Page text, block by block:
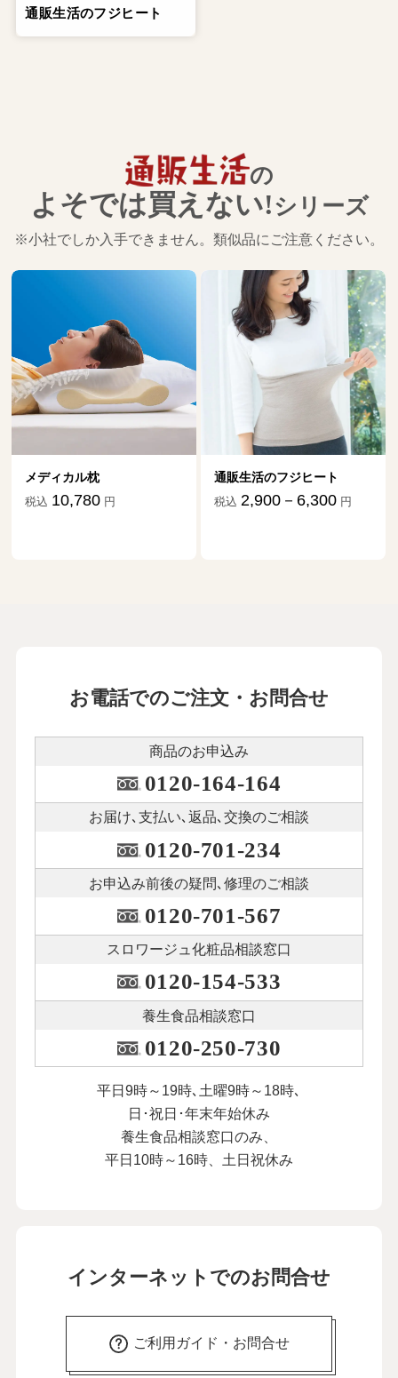
通販生活のフジヒート
の
よそでは買えない!シリーズ
※小社でしか入手できません。類似品にご注意ください。
メディカル枕
税込 10,780 円
通販生活のフジヒート
税込 2,900－6,300 円
お電話でのご注文・お問合せ
商品のお申込み
0120-164-164
お届け､支払い､ 返品､交換のご相談
0120-701-234
お申込み前後の疑問､修理のご相談
0120-701-567
スロワージュ化粧品相談窓口
0120-154-533
養生食品相談窓口
0120-250-730
平日9時～19時､土曜9時～18時､
日･祝日･年末年始休み
養生食品相談窓口のみ、
平日10時～16時、土日祝休み
インターネットでのお問合せ
ご利用ガイド・お問合せ